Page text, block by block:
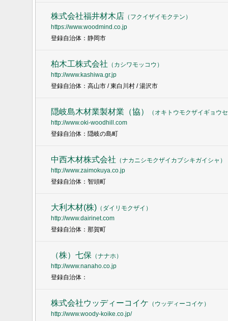
株式会社福井材木店 （ フクイザイモクテン ）
https://www.woodmind.co.jp
登録自治体：静岡市
柏木工株式会社 （ カシワモッコウ ）
http://www.kashiwa.gr.jp
登録自治体：高山市 / 東白川村 / 湯沢市
隠岐島木材業製材業（協） （ オキトウモクザイギョウ
http://www.oki-woodhill.com
登録自治体：隠岐の島町
中西木材株式会社 （ナカニシモクザイカブシキガイシャ ）
http://www.zaimokuya.co.jp
登録自治体：智頭町
大利木材(株)（ ダイリモクザイ ）
http://www.dairinet.com
登録自治体：那賀町
（株）七保（ナナホ）
http://www.nanaho.co.jp
登録自治体：
株式会社ウッディーコイケ （ ウッディーコイケ ）
http://www.woody-koike.co.jp/